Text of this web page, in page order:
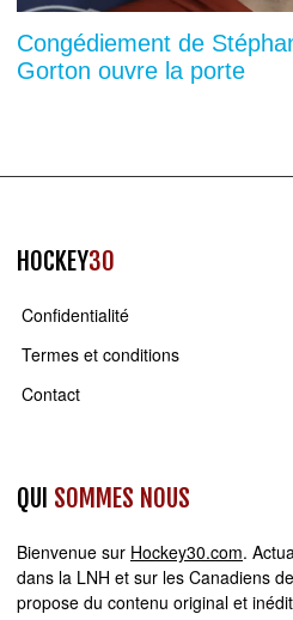
Congédiement de
Gorton ouvre la porte
HOCKEY30
Confidentialité
Termes et conditions
Contact
QUI SOMMES NOUS
Bienvenue sur Hockey30.com.
dans la LNH et sur les Canadiens
propose du contenu original et